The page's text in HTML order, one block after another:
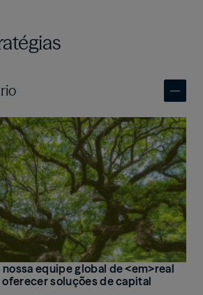
equipe global de <em>real
soluções de capital